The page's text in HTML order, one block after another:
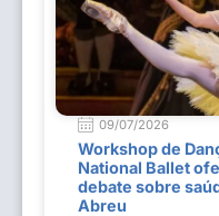
09/07/2026
Workshop de
National Ballet
debate sobre
Abreu